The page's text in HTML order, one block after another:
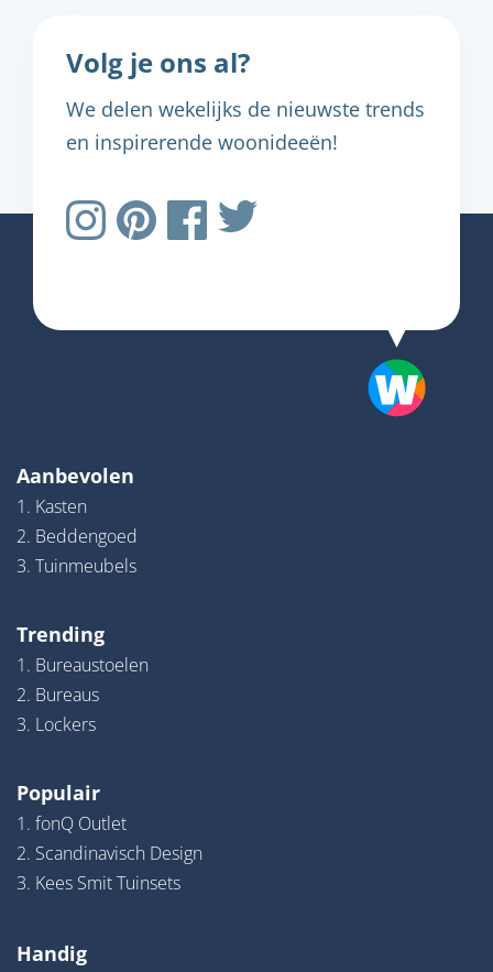
Volg je ons al?
We delen wekelijks de nieuwste trends
en inspirerende woonideeën!
Aanbevolen
1. Kasten
2. Beddengoed
3. Tuinmeubels
Trending
1. Bureaustoelen
2. Bureaus
3. Lockers
Populair
1. fonQ Outlet
2. Scandinavisch Design
3. Kees Smit Tuinsets
Handig